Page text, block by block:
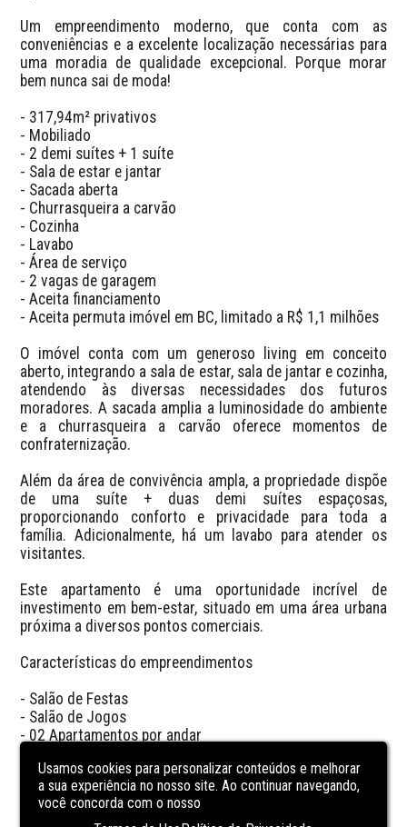
Um empreendimento moderno, que conta com as
conveniências e a excelente localização necessárias para
uma moradia de qualidade excepcional. Porque morar
bem nunca sai de moda!
- 317,94m² privativos
- Mobiliado
- 2 demi suítes + 1 suíte
- Sala de estar e jantar
- Sacada aberta
- Churrasqueira a carvão
- Cozinha
- Lavabo
- Área de serviço
- 2 vagas de garagem
- Aceita financiamento
- Aceita permuta imóvel em BC, limitado a R$ 1,1 milhões
O imóvel conta com um generoso living em conceito
aberto, integrando a sala de estar, sala de jantar e cozinha,
atendendo às diversas necessidades dos futuros
moradores. A sacada amplia a luminosidade do ambiente
e a churrasqueira a carvão oferece momentos de
confraternização.
Além da área de convivência ampla, a propriedade dispõe
de uma suíte + duas demi suítes espaçosas,
proporcionando conforto e privacidade para toda a
família. Adicionalmente, há um lavabo para atender os
visitantes.
Este apartamento é uma oportunidade incrível de
investimento em bem-estar, situado em uma área urbana
próxima a diversos pontos comerciais.
Características do empreendimentos
- Salão de Festas
- Salão de Jogos
- 02 Apartamentos por andar
- Localização privilegiada
- Vagas para 02 carros
Usamos cookies para personalizar conteúdos e melhorar
a sua experiência no nosso site. Ao continuar navegando,
você concorda com o nosso